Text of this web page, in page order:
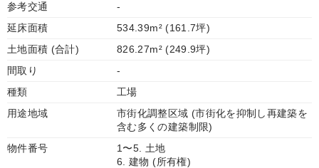
参考交通
-
延床面積
534.39m² (161.7坪)
土地面積 (合計)
826.27m² (249.9坪)
間取り
-
種類
工場
用途地域
市街化調整区域 (市街化を抑制し再建築を
含む多くの建築制限)
物件番号
1〜5. 土地
6. 建物 (所有権)